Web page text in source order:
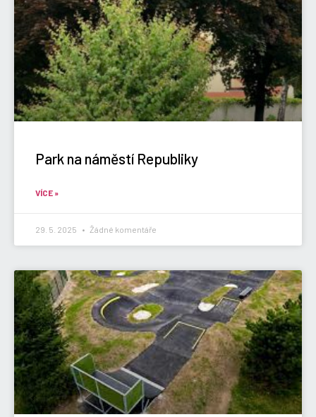
Park na náměstí Republiky
VÍCE »
29. 5. 2025 Žádné komentáře